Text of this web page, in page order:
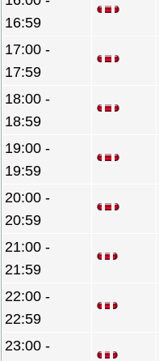
16:59
17:00 -
17:59
18:00 -
18:59
19:00 -
19:59
20:00 -
20:59
21:00 -
21:59
22:00 -
22:59
23:00 -